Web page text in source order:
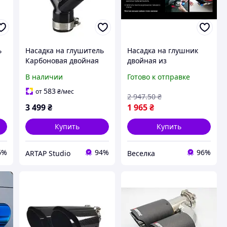
Насадка на глушитель
Карбоновая двойная
Выход 76 мм Глянец
Левая
В наличии
от583 ₴/мес
3 499 ₴
Купить
ARTAP Studio 94%
Насадка на глушник
двойная из
62,5 мм для защиты от
внешнего вида
автомобиля FLAME
Готово к отправке
1 965₴
2 947.50 ₴
Купить
Веселка 96%